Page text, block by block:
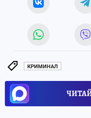
КРИМИНАЛ